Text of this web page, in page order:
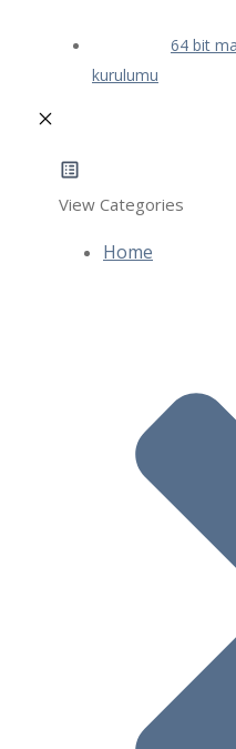
64 bit
kurulumu
View Categories
Home